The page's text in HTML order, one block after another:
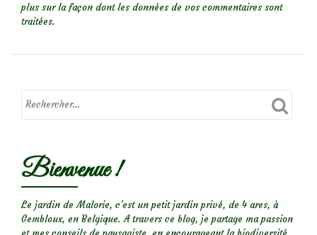
plus sur la façon dont les données de vos commentaires sont
traitées.
Bienvenue !
Le jardin de Malorie, c'est un petit jardin privé, de 4 ares, à
Gembloux, en Belgique. A travers ce blog, je partage ma passion